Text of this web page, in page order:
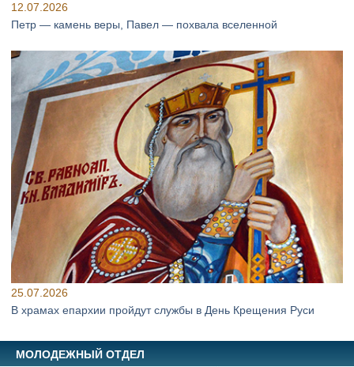
12.07.2026
Петр — камень веры, Павел — похвала вселенной
25.07.2026
В храмах епархии пройдут службы в День Крещения Руси
МОЛОДЕЖНЫЙ ОТДЕЛ